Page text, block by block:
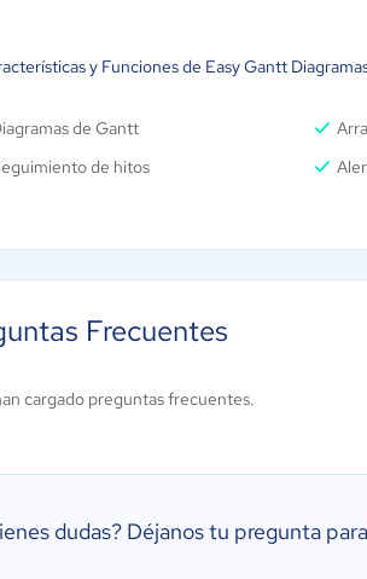
y Funciones de Easy Gantt
de Gantt
de hitos
Frecuentes
cargado preguntas frecuentes.
dudas? Déjanos tu pregunta